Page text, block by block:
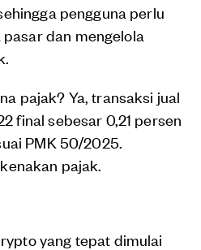
pengguna perlu
dan mengelola
pajak? Ya, transaksi jual
final sebesar 0,21 persen
PMK 50/2025.
pajak.
yang tepat dimulai